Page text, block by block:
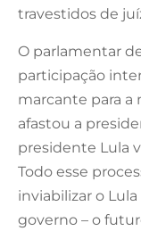
travestidos de
O parlamentar
participação
marcante para
afastou a
presidente Lula
Todo esse
inviabilizar o
governo – o